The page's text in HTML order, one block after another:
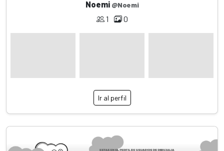
Noemi @Noemi
1 0
Ir al perfil